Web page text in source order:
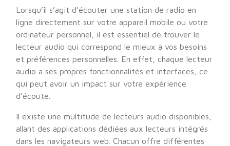
Lorsqu’il s’agit d’écouter une station de radio en
ligne directement sur votre appareil mobile ou votre
ordinateur personnel, il est essentiel de trouver le
lecteur audio qui correspond le mieux à vos besoins
et préférences personnelles. En effet, chaque lecteur
audio a ses propres fonctionnalités et interfaces, ce
qui peut avoir un impact sur votre expérience
d’écoute.
Il existe une multitude de lecteurs audio disponibles,
allant des applications dédiées aux lecteurs intégrés
dans les navigateurs web. Chacun offre différentes